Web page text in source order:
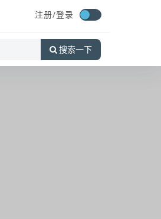
注册/登录
搜索一下